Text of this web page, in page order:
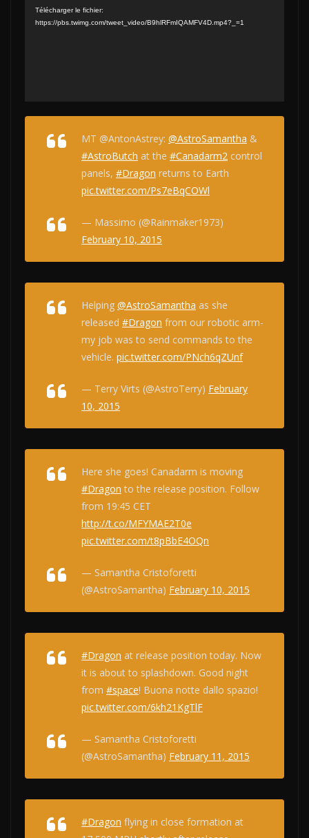
Télécharger le fichier:
https://pbs.twimg.com/tweet_video/B9hlRFmIQAMFV4D.mp4?_=1
MT @AntonAstrey: @AstroSamantha &
#AstroButch at the #Canadarm2 control
panels, #Dragon returns to Earth
pic.twitter.com/Ps7eBqCOWl
— Massimo (@Rainmaker1973)
February 10, 2015
Helping @AstroSamantha as she
released #Dragon from our robotic arm-
my job was to send commands to the
vehicle. pic.twitter.com/PNch6qZUnf
— Terry Virts (@AstroTerry) February
10, 2015
Here she goes! Canadarm is moving
#Dragon to the release position. Follow
from 19:45 CET
http://t.co/MFYMAE2T0e
pic.twitter.com/t8pBbE4OQn
— Samantha Cristoforetti
(@AstroSamantha) February 10, 2015
#Dragon at release position today. Now
it is about to splashdown. Good night
from #space! Buona notte dallo spazio!
pic.twitter.com/6kh21KgTlF
— Samantha Cristoforetti
(@AstroSamantha) February 11, 2015
#Dragon flying in close formation at